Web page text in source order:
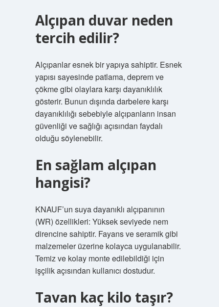
Alçıpan duvar neden
tercih edilir?
Alçıpanlar esnek bir yapıya sahiptir. Esnek
yapısı sayesinde patlama, deprem ve
çökme gibi olaylara karşı dayanıklılık
gösterir. Bunun dışında darbelere karşı
dayanıklılığı sebebiyle alçıpanların insan
güvenliği ve sağlığı açısından faydalı
olduğu söylenebilir.
En sağlam alçıpan
hangisi?
KNAUF’un suya dayanıklı alçıpanının
(WR) özellikleri: Yüksek seviyede nem
direncine sahiptir. Fayans ve seramik gibi
malzemeler üzerine kolayca uygulanabilir.
Temiz ve kolay monte edilebildiği için
işçilik açısından kullanıcı dostudur.
Tavan kaç kilo taşır?